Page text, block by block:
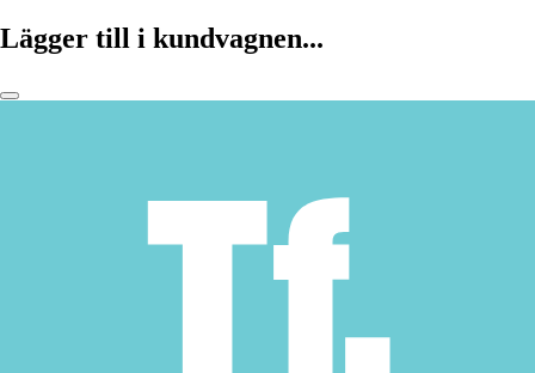
Lägger till i kundvagnen...